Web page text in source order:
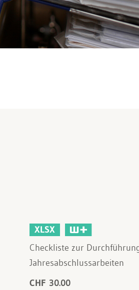
XLSX
Checkliste zur
Jahresabschlussarbeiten
CHF 30.00